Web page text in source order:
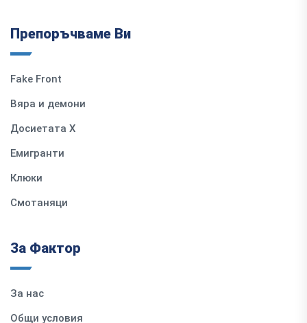
Препоръчваме Ви
Fake Front
Вяра и демони
Досиетата Х
Емигранти
Клюки
Смотаняци
За Фактор
За нас
Общи условия